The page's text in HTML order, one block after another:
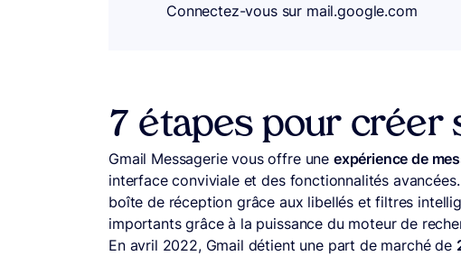
Connectez-vous sur mail.google.com
7 étapes pour créer
Gmail Messagerie vous offre une expérience de
interface conviviale et des fonctionnalités
boîte de réception grâce aux libellés et filtres
importants grâce à la puissance du moteur de
En avril 2022, Gmail détient une part de marché de